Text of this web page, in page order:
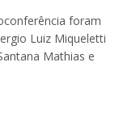
foram
Luiz Miqueletti
Mathias e